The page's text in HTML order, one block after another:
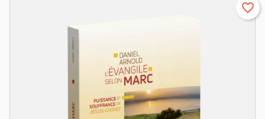
favorite_border